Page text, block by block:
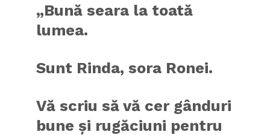
„Bună seara la toată
lumea.
Sunt Rinda, sora Ronei.
Vă scriu să vă cer gânduri
bune și rugăciuni pentru